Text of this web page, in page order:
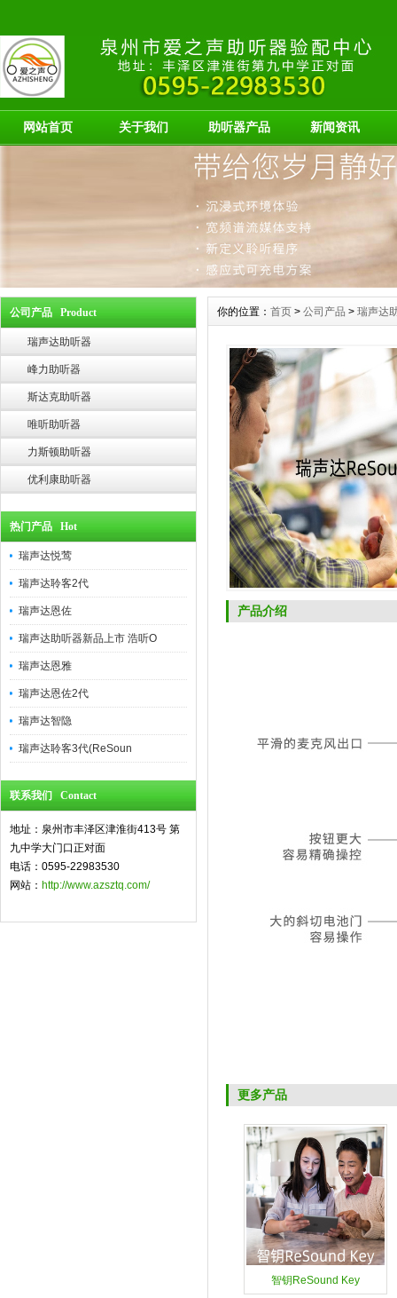
网站首页 关于我们 助听器产品 新闻资讯
公司产品 Product
瑞声达助听器
峰力助听器
斯达克助听器
唯听助听器
力斯顿助听器
优利康助听器
热门产品 Hot
瑞声达悦莺
瑞声达聆客2代
瑞声达恩佐
瑞声达助听器新品上市 浩听O
瑞声达恩雅
瑞声达恩佐2代
瑞声达智隐
瑞声达聆客3代(ReSoun
联系我们 Contact
地址：泉州市丰泽区津淮街413号 第
九中学大门口正对面
电话：0595-22983530
网站： http://www.azsztq.com/
你的位置： 首页 > 公司产品 > 瑞声达
产品介绍
更多产品
智钥ReSound Key